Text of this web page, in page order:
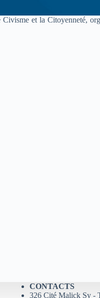
et la Citoyenneté,
CONTACTS
326 Cité Malick Sy -